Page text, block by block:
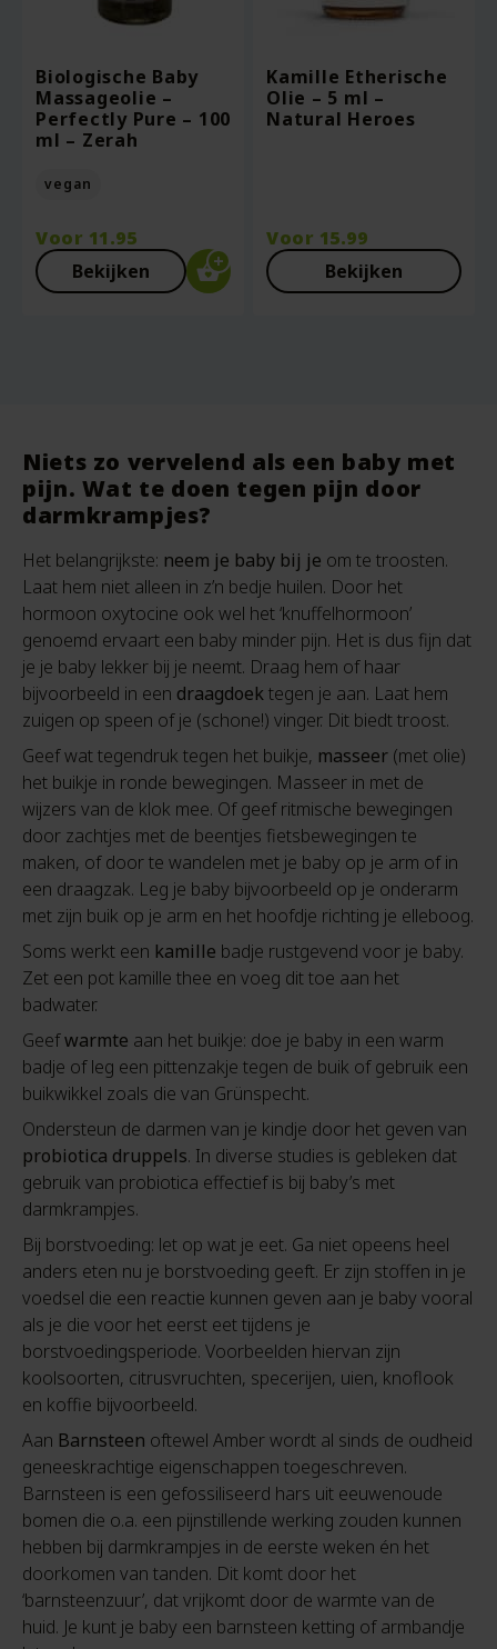
Biologische Baby
Massageolie –
Perfectly Pure – 100
ml – Zerah
vegan
Voor 11.95
Bekijken
Kamille Etherische
Olie – 5 ml –
Natural Heroes
Voor 15.99
Bekijken
Niets zo vervelend als een baby met
pijn. Wat te doen tegen pijn door
darmkrampjes?
Het belangrijkste: neem je baby bij je om te troosten.
Laat hem niet alleen in z’n bedje huilen. Door het
hormoon oxytocine ook wel het ‘knuffelhormoon’
genoemd ervaart een baby minder pijn. Het is dus fijn dat
je je baby lekker bij je neemt. Draag hem of haar
bijvoorbeeld in een draagdoektegen je aan. Laat hem
zuigen op speen of je (schone!) vinger. Dit biedt troost.
Geef wat tegendruk tegen het buikje, masseer (met olie)
het buikje in ronde bewegingen. Masseer in met de
wijzers van de klok mee. Of geef ritmische bewegingen
door zachtjes met de beentjes fietsbewegingen te
maken, of door te wandelen met je baby op je arm of in
een draagzak. Leg je baby bijvoorbeeld op je onderarm
met zijn buik op je arm en het hoofdje richting je elleboog.
Soms werkt een kamille badje rustgevend voor je baby.
Zet een pot kamille thee en voeg dit toe aan het
badwater.
Geefwarmte aan het buikje: doe je baby in een warm
badje of leg een pittenzakje tegen de buik of gebruik een
buikwikkel zoals die van Grünspecht.
Ondersteun de darmen van je kindje door het geven van
probiotica druppels. In diverse studies is gebleken dat
gebruik van probiotica effectief is bij baby’s met
darmkrampjes.
Bij borstvoeding: let op wat je eet. Ga niet opeens heel
anders eten nu je borstvoeding geeft. Er zijn stoffen in je
voedsel die een reactie kunnen geven aan je baby vooral
als je die voor het eerst eet tijdens je
borstvoedingsperiode. Voorbeelden hiervan zijn
koolsoorten, citrusvruchten, specerijen, uien, knoflook
en koffie bijvoorbeeld.
Aan Barnsteen oftewel Amber wordt al sinds de oudheid
geneeskrachtige eigenschappen toegeschreven.
Barnsteen is een gefossiliseerd hars uit eeuwenoude
bomen die o.a. een pijnstillende werking zouden kunnen
hebben bij darmkrampjes in de eerste weken én het
doorkomen van tanden. Dit komt door het
‘barnsteenzuur’, dat vrijkomt door de warmte van de
huid. Je kunt je baby een barnsteen ketting of armbandje